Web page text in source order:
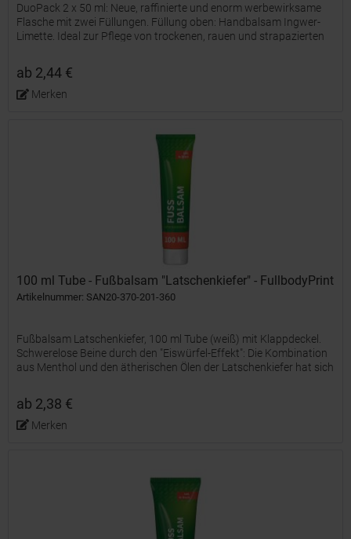
DuoPack 2 x 50 ml: Neue, raffinierte und enorm werbewirksame
Flasche mit zwei Füllungen. Füllung oben: Handbalsam Ingwer-
Limette. Ideal zur Pflege von trockenen, rauen und strapazierten
ab 2,44 €
Merken
100 ml Tube - Fußbalsam "Latschenkiefer" - FullbodyPrint
Artikelnummer: SAN20-370-201-360
Fußbalsam Latschenkiefer, 100 ml Tube (weiß) mit Klappdeckel.
Schwerelose Beine durch den "Eiswürfel-Effekt": Die Kombination
aus Menthol und den ätherischen Ölen der Latschenkiefer hat sich
ab 2,38 €
Merken